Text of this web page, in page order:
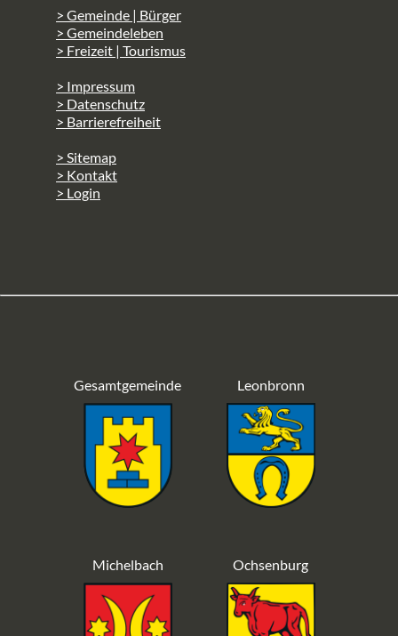
> Gemeinde | Bürger
> Gemeindeleben
> Freizeit | Tourismus
> Impressum
> Datenschutz
> Barrierefreiheit
> Sitemap
> Kontakt
> Login
Gesamtgemeinde Leonbronn
Michelbach Ochsenburg